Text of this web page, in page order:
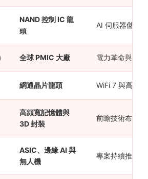
NAND 控制 IC 龍
頭
AI 伺服器儲存
全球 PMIC 大廠 電力革命與新
網通晶片龍頭 WiFi 7 與高速
高頻寬記憶體與
3D 封裝
前瞻技術布局
ASIC、邊緣 AI 與
無人機
專案持續推進